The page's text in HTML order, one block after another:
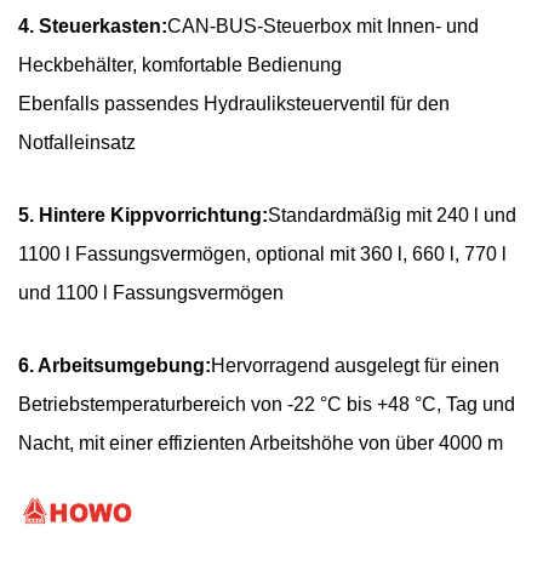
4. Steuerkasten:CAN-BUS-Steuerbox mit Innen- und
Heckbehälter, komfortable Bedienung
Ebenfalls passendes Hydrauliksteuerventil für den
Notfalleinsatz
5. Hintere Kippvorrichtung:Standardmäßig mit 240 l und
1100 l Fassungsvermögen, optional mit 360 l, 660 l, 770 l
und 1100 l Fassungsvermögen
6. Arbeitsumgebung:Hervorragend ausgelegt für einen
Betriebstemperaturbereich von -22 °C bis +48 °C, Tag und
Nacht, mit einer effizienten Arbeitshöhe von über 4000 m